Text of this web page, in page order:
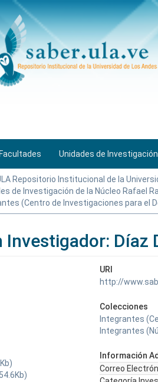
Facultades Unidades de Investigación
Repositorio Institucional de la
de Investigación de la Núcleo Rafael
(Centro de Investigaciones para el
Díaz
URI
http://
Colecciones
Integrantes
Integrantes
Información
Correo